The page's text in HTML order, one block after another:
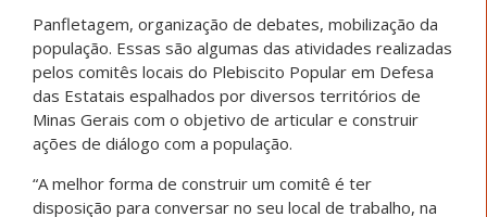
Panfletagem, organização de debates, mobilização da
população. Essas são algumas das atividades realizadas
pelos comitês locais do Plebiscito Popular em Defesa
das Estatais espalhados por diversos territórios de
Minas Gerais com o objetivo de articular e construir
ações de diálogo com a população.
“A melhor forma de construir um comitê é ter
disposição para conversar no seu local de trabalho, na